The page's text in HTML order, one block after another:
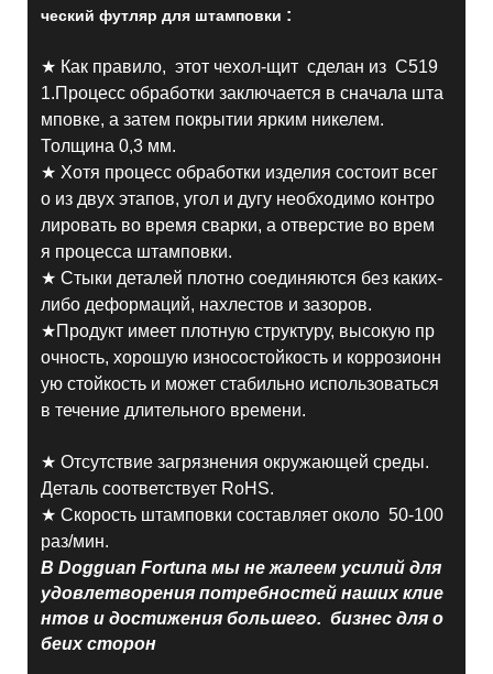
ческий футляр для штамповки :
★ Как правило, этот чехол-щит сделан из C519
1.Процесс обработки заключается в сначала шта
мповке, а затем покрытии ярким никелем.
Толщина 0,3 мм.
★ Хотя процесс обработки изделия состоит всег
о из двух этапов, угол и дугу необходимо контро
лировать во время сварки, а отверстие во врем
я процесса штамповки.
★ Стыки деталей плотно соединяются без каких-
либо деформаций, нахлестов и зазоров.
★Продукт имеет плотную структуру, высокую пр
очность, хорошую износостойкость и коррозионн
ую стойкость и может стабильно использоваться
в течение длительного времени.
★ Отсутствие загрязнения окружающей среды.
Деталь соответствует RoHS.
★ Скорость штамповки составляет около 50-100
раз/мин.
В Dogguan Fortuna мы не жалеем усилий для
удовлетворения потребностей наших клие
нтов и достижения большего. бизнес для о
беих сторон